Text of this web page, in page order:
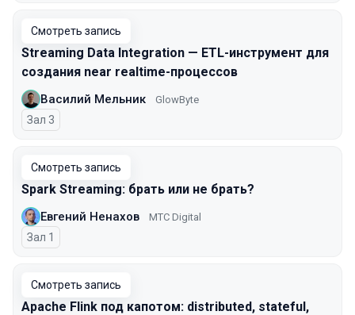
Смотреть запись
Streaming Data Integration — ETL-инструмент для
создания near realtime-процессов
Василий Мельник GlowByte
Зал 3
Смотреть запись
Spark Streaming: брать или не брать?
Евгений Ненахов МТC Digital
Зал 1
Смотреть запись
Apache Flink под капотом: distributed, stateful,